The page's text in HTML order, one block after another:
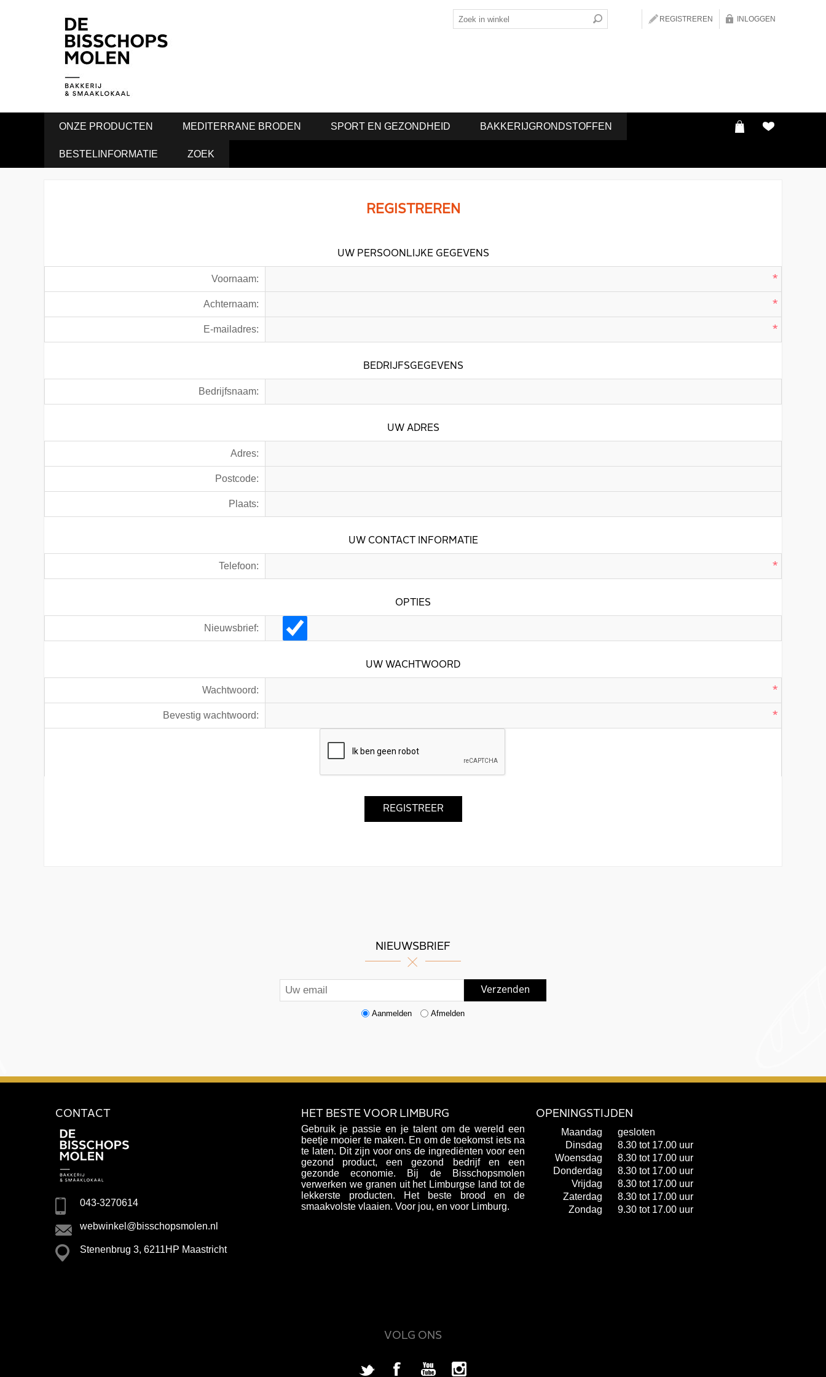
REGISTREREN INLOGGEN
ONZE PRODUCTEN MEDITERRANE BRODEN SPORT EN GEZONDHEID BAKKERIJGRONDSTOFFEN
BESTELINFORMATIE ZOEK
REGISTREREN
UW PERSOONLIJKE GEGEVENS
Voornaam: *
Achternaam: *
E-mailadres: *
BEDRIJFSGEGEVENS
Bedrijfsnaam:
UW ADRES
Adres:
Postcode:
Plaats:
UW CONTACT INFORMATIE
Telefoon: *
OPTIES
Nieuwsbrief:
UW WACHTWOORD
Wachtwoord: *
Bevestig wachtwoord: *
NIEUWSBRIEF
Aanmelden Afmelden
CONTACT
043-3270614
webwinkel@bisschopsmolen.nl
Stenenbrug 3, 6211HP Maastricht
HET BESTE VOOR LIMBURG
Gebruik je passie en je talent om de wereld een
beetje mooier te maken. En om de toekomst iets na
te laten. Dit zijn voor ons de ingrediënten voor een
gezond product, een gezond bedrijf en een
gezonde economie. Bij de Bisschopsmolen
verwerken we granen uit het Limburgse land tot de
lekkerste producten. Het beste brood en de
smaakvolste vlaaien. Voor jou, en voor Limburg.
OPENINGSTIJDEN
Maandag
gesloten
Dinsdag
8.30 tot 17.00 uur
Woensdag
8.30 tot 17.00 uur
Donderdag
8.30 tot 17.00 uur
Vrijdag
8.30 tot 17.00 uur
Zaterdag
8.30 tot 17.00 uur
Zondag
9.30 tot 17.00 uur
VOLG ONS